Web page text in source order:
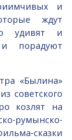
и
ждут
удивят и
порадуют
«Былина»
советского
козлят на
румынско-
сказки